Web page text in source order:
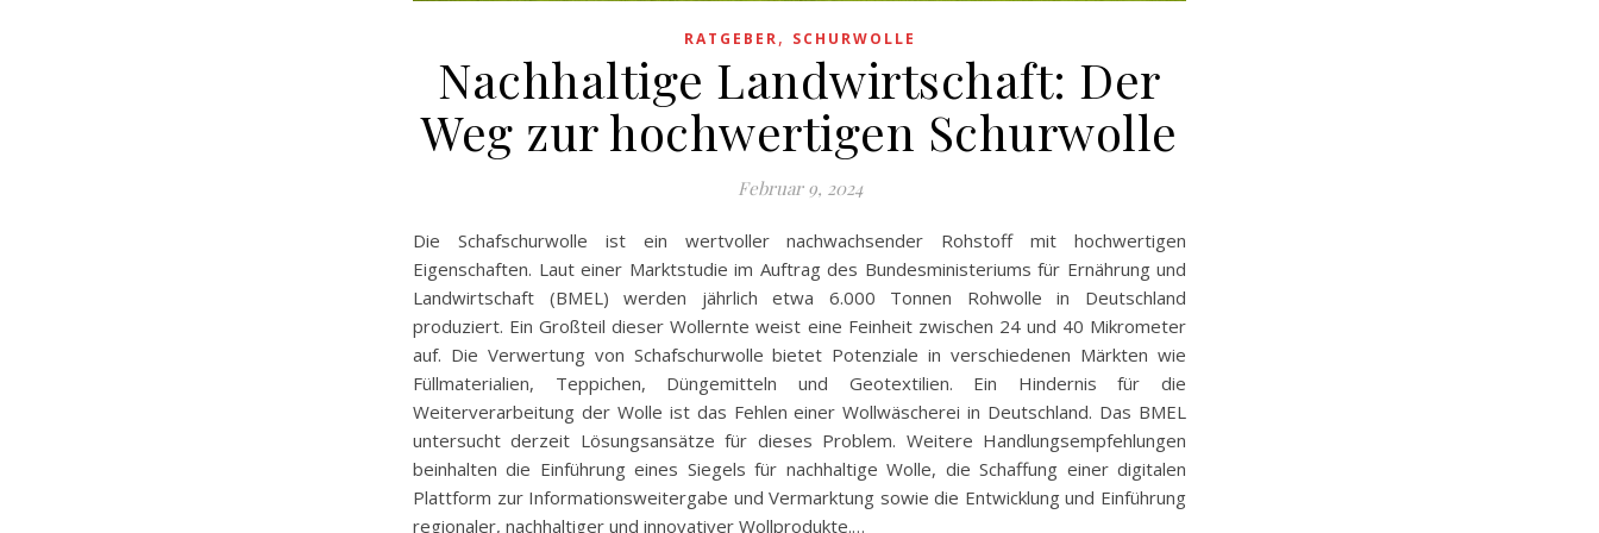
RATGEBER, SCHURWOLLE
Nachhaltige Landwirtschaft: Der
Weg zur hochwertigen Schurwolle
Februar 9, 2024
Die Schafschurwolle ist ein wertvoller nachwachsender Rohstoff mit hochwertigen
Eigenschaften. Laut einer Marktstudie im Auftrag des Bundesministeriums für Ernährung und
Landwirtschaft (BMEL) werden jährlich etwa 6.000 Tonnen Rohwolle in Deutschland
produziert. Ein Großteil dieser Wollernte weist eine Feinheit zwischen 24 und 40 Mikrometer
auf. Die Verwertung von Schafschurwolle bietet Potenziale in verschiedenen Märkten wie
Füllmaterialien, Teppichen, Düngemitteln und Geotextilien. Ein Hindernis für die
Weiterverarbeitung der Wolle ist das Fehlen einer Wollwäscherei in Deutschland. Das BMEL
untersucht derzeit Lösungsansätze für dieses Problem. Weitere Handlungsempfehlungen
beinhalten die Einführung eines Siegels für nachhaltige Wolle, die Schaffung einer digitalen
Plattform zur Informationsweitergabe und Vermarktung sowie die Entwicklung und Einführung
regionaler, nachhaltiger und innovativer Wollprodukte.…